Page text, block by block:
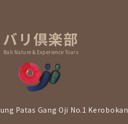
バリ倶楽部
Bali Nature & Experience Tours
Patas Gang Oji No.1 Kerobokan